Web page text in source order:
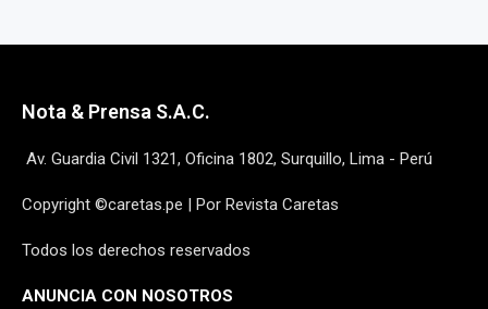
Nota & Prensa S.A.C.
Av. Guardia Civil 1321, Oficina 1802, Surquillo, Lima - Perú
Copyright ©caretas.pe | Por Revista Caretas
Todos los derechos reservados
ANUNCIA CON NOSOTROS